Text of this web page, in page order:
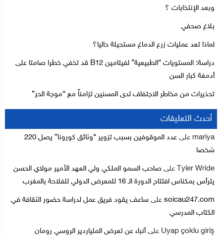
وبعد الإنتخابات ؟
بلاغ صحفي
لماذا تعد عمليات زرع الدماغ مستحيلة حاليا؟
دراسة: المستويات “الطبيعية” لفيتامين B12 قد تخفي خطرا صامتا على
أدمغة كبار السن
تحذيرات من مخاطر الاجتفاف لدى المسنين تزامناً مع “موجة الحر”
أحدث التعليقات
mariya على
عدد الموقوفين بسبب تزوير “وثائق كورونا” يصل 220
شخصا
Tyler Wride على صاحب السمو الملكي ولي العهد الأمير مولاي الحسن
يترأس بمكناس افتتاح الدورة الـ 16 للمعرض الدولي للفلاحة بالمغرب
soicau247.com على ساعف يقود فريق عمل لدراسة حضور الثقافة في
الكتاب المدرسي
Uyap çoklu giriş على أنباء عن تعرض الملياردير الروسي رومان